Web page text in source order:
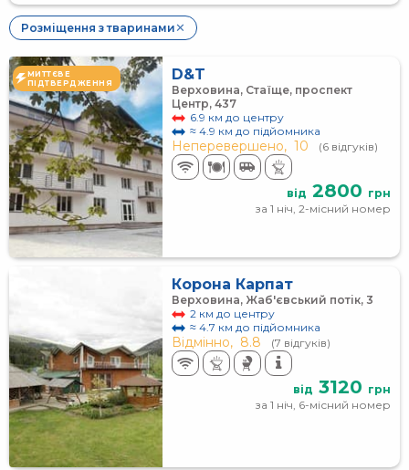
Розміщення з тваринами ✕
МИТТЄВЕ
ПІДТВЕРДЖЕННЯ
D&T
Верховина, Стаїще, проспект
Центр, 437
6.9 км до центру
≈ 4.9 км до підйомника
Неперевершено, 10 (6 відгуків)
від 2800 грн
за 1 ніч, 2-місний номер
Корона Карпат
Верховина, Жаб'євський потік, 3
2 км до центру
≈ 4.7 км до підйомника
Відмінно, 8.8 (7 відгуків)
від 3120 грн
за 1 ніч, 6-місний номер